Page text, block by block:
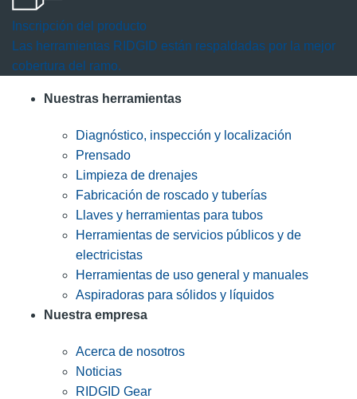
Inscripción del producto
Las herramientas RIDGID están respaldadas por la mejor
cobertura del ramo.
Nuestras herramientas
Diagnóstico, inspección y localización
Prensado
Limpieza de drenajes
Fabricación de roscado y tuberías
Llaves y herramientas para tubos
Herramientas de servicios públicos y de
electricistas
Herramientas de uso general y manuales
Aspiradoras para sólidos y líquidos
Nuestra empresa
Acerca de nosotros
Noticias
RIDGID Gear